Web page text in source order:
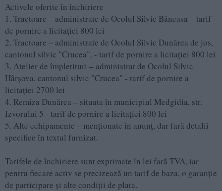
Activele oferite în închiriere
1. Tractoare – administrate de Ocolul Silvic Băneasa – tarif
de pornire a licitației 800 lei
2. Tractoare – administrate de Ocolul Silvic Dunărea de jos,
cantonul silvic "Crucea". - tarif de pornire a licitației 800 lei
3. Atelier de împletituri – administrat de Ocolul Silvic
Hârșova, cantonul silvic "Crucea" - tarif de pornire a
licitației 2700 lei
4. Remiza Dunărea – situata în municipiul Medgidia, str.
Izvorului 5 - tarif de pornire a licitației 800 lei
5. Alte echipamente – menționate în anunț, dar fară detalii
specifice în textul furnizat.
Tarifele de închiriere sunt exprimate în lei fară TVA, iar
pentru fiecare activ se precizează un tarif de baza, o garanție
de participare și alte condiții de plata.